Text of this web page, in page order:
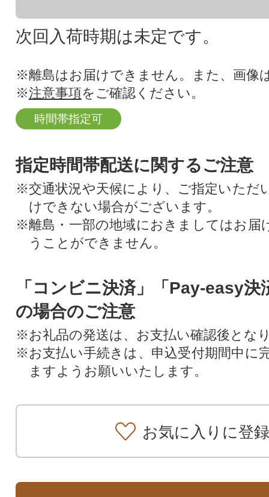
次回入荷時期は未定です。
※離島はお届けできません。また、画像
※注意事項をご確認ください。
時間帯指定可
指定時間帯配送に関するご注意
※交通状況や天候により、ご指定いただ
けできない場合がございます。
※離島・一部の地域におきましてはお届
うことができません。
「コンビニ決済」「Pay-easy決
の場合のご注意
※お礼品の発送は、お支払い確認後とな
※お支払い手続きは、申込受付期間中に
ますようお願いいたします。
お気に入りに登録